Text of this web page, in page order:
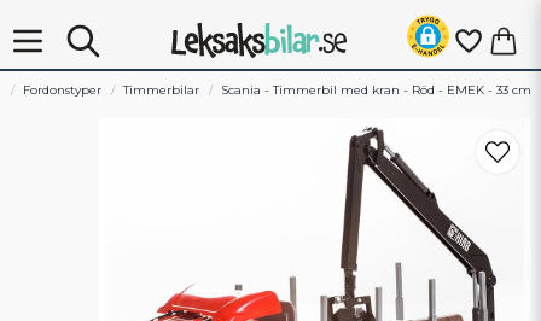
Fordonstyper Timmerbilar Scania - Timmerbil med kran - Röd - EMEK - 33 cm